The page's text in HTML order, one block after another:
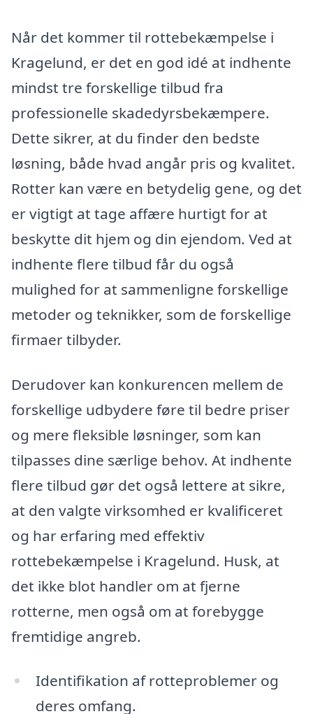
Når det kommer til rottebekæmpelse i
Kragelund, er det en god idé at indhente
mindst tre forskellige tilbud fra
professionelle skadedyrsbekæmpere.
Dette sikrer, at du finder den bedste
løsning, både hvad angår pris og kvalitet.
Rotter kan være en betydelig gene, og det
er vigtigt at tage affære hurtigt for at
beskytte dit hjem og din ejendom. Ved at
indhente flere tilbud får du også
mulighed for at sammenligne forskellige
metoder og teknikker, som de forskellige
firmaer tilbyder.
Derudover kan konkurencen mellem de
forskellige udbydere føre til bedre priser
og mere fleksible løsninger, som kan
tilpasses dine særlige behov. At indhente
flere tilbud gør det også lettere at sikre,
at den valgte virksomhed er kvalificeret
og har erfaring med effektiv
rottebekæmpelse i Kragelund. Husk, at
det ikke blot handler om at fjerne
rotterne, men også om at forebygge
fremtidige angreb.
Identifikation af rotteproblemer og
deres omfang.